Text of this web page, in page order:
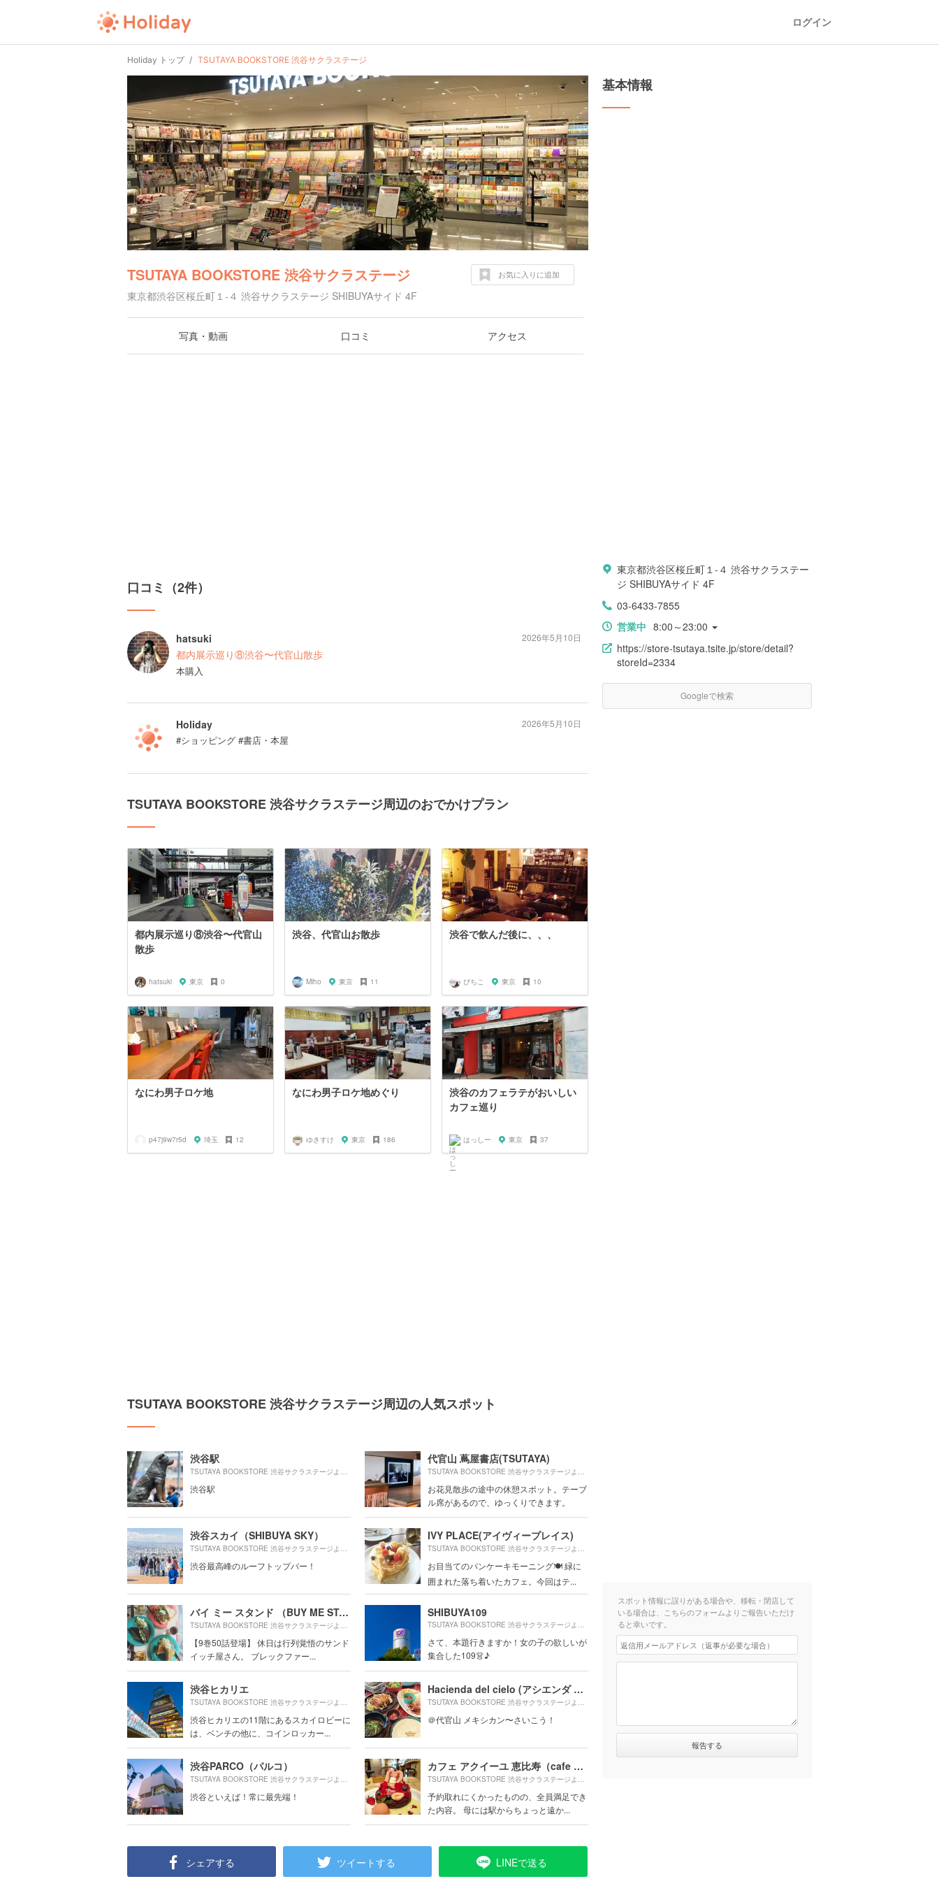
ログイン
Holiday トップ TSUTAYA BOOKSTORE 渋谷サクラステージ
TSUTAYA BOOKSTORE 渋谷サクラステージ
東京都渋谷区桜丘町１-４ 渋谷サクラステージ SHIBUYAサイド 4F
お気に入りに追加
写真・動画 口コミ アクセス
口コミ（2件）
hatsuki
都内展示巡り⑧渋谷〜代官山散歩
本購入
2026年5月10日
Holiday
#ショッピング #書店・本屋
2026年5月10日
TSUTAYA BOOKSTORE 渋谷サクラステージ周辺のおでかけプラン
都内展示巡り⑧渋谷〜代官山
散歩
hatsuki 東京 0
渋谷、代官山お散歩
Miho 東京 11
渋谷で飲んだ後に、、、
ぴちこ 東京 10
なにわ男子ロケ地
p47j9w7r5d 埼玉 12
なにわ男子ロケ地めぐり
ゆきすけ 東京 186
渋谷のカフェラテがおいしい
カフェ巡り
はっしー 東京 37
TSUTAYA BOOKSTORE 渋谷サクラステージ周辺の人気スポット
渋谷駅
TSUTAYA BOOKSTORE 渋谷サクラステージより約 （徒歩2分）
渋谷駅
代官山 蔦屋書店(TSUTAYA)
TSUTAYA BOOKSTORE 渋谷サクラステージより約
お花見散歩の途中の休憩スポット。テーブ
ル席があるので、ゆっくりできます。
渋谷スカイ（SHIBUYA SKY）
TSUTAYA BOOKSTORE 渋谷サクラステージより約 140m（徒歩3分）
渋谷最高峰のルーフトップバー！
IVY PLACE(アイヴィープレイス)
TSUTAYA BOOKSTORE 渋谷サクラステージより約
お目当てのパンケーキモーニング🍽 緑に
囲まれた落ち着いたカフェ。今回はテ...
バイ ミー スタンド （BUY ME STAND）
TSUTAYA BOOKSTORE 渋谷サクラステージより約
【9巻50話登場】 休日は行列覚悟のサンド
イッチ屋さん。 ブレックファー...
SHIBUYA109
TSUTAYA BOOKSTORE 渋谷サクラステージより約 （徒歩7分）
さて、本題行きますか！女の子の欲しいが
集合した109👗♪
渋谷ヒカリエ
TSUTAYA BOOKSTORE 渋谷サクラステージより約 270m（徒歩5分）
渋谷ヒカリエの11階にあるスカイロビーに
は、ベンチの他に、コインロッカー...
Hacienda del cielo (アシエンダ デル シエロ)
TSUTAYA BOOKSTORE 渋谷サクラステージより約
＠代官山 メキシカン〜さいこう！
渋谷PARCO（パルコ）
TSUTAYA BOOKSTORE 渋谷サクラステージより約 630m（徒歩11分）
渋谷といえば！常に最先端！
カフェ アクイーユ 恵比寿（cafe accueil）
TSUTAYA BOOKSTORE 渋谷サクラステージより約
予約取れにくかったものの、全員満足でき
た内容。 母には駅からちょっと遠か...
シェアする ツイートする LINEで送る
基本情報
東京都渋谷区桜丘町１-４ 渋谷サクラステー
ジ SHIBUYAサイド 4F
03-6433-7855
営業中 8:00～23:00
https://store-tsutaya.tsite.jp/store/detail?
storeId=2334
Googleで検索
スポット情報に誤りがある場合や、移転・閉店して
いる場合は、こちらのフォームよりご報告いただけ
ると幸いです。